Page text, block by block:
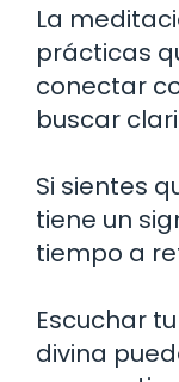
La
prácticas
conectar
buscar
Si sientes
tiene un
tiempo a
Escuchar
divina